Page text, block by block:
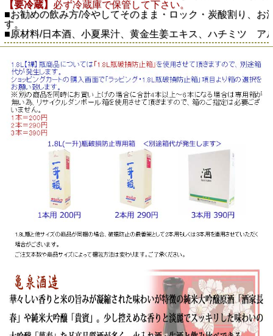
【要冷蔵】 必ず冷蔵庫で保管して下さい。
■お勧めの飲み方/冷やしてそのまま・ロック・炭酸割り、お
す。
■原材料/日本酒、小夏果汁、黄金生姜エキス、ハチミツ ア